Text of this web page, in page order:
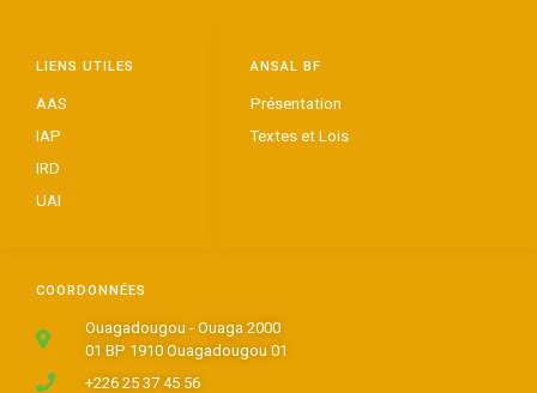
COORDONNÉES
Ouagadougou - Ouaga 2000
01 BP 1910 Ouagadougou 01
+226 25 37 45 56
ANSAL BF
Présentation
Textes et Lois
LIENS UTILES
AAS
IAP
IRD
UAI